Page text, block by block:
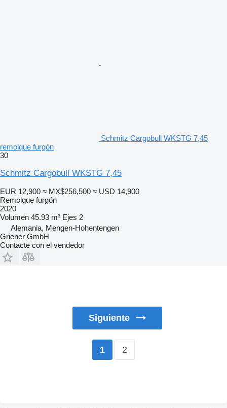
Schmitz Cargobull WKSTG 7,45
remolque furgón
30
Schmitz Cargobull WKSTG 7,45
EUR 12,900 ≈ MX$256,500 ≈ USD 14,900
Remolque furgón
2020
Volumen 45.93 m³ Ejes 2
Alemania, Mengen-Hohentengen
Griener GmbH
Contacte con el vendedor
Siguiente
1 2